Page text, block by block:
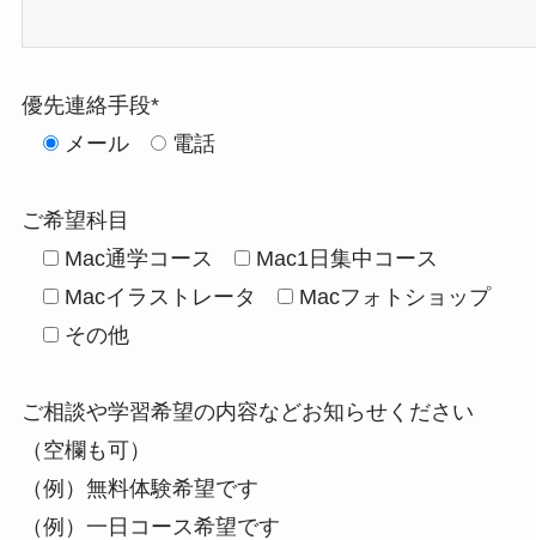
優先連絡手段*
メール
電話
ご希望科目
Mac通学コース
Mac1日集中コース
Macイラストレータ
Macフォトショップ
その他
ご相談や学習希望の内容などお知らせください
（空欄も可）
（例）無料体験希望です
（例）一日コース希望です